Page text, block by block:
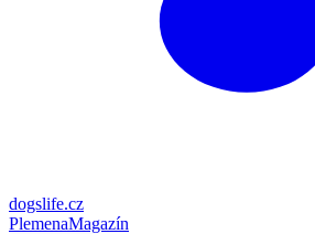
dogslife.cz
PlemenaMagazín